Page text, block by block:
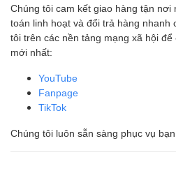
Chúng tôi cam kết giao hàng tận nơi
toán linh hoạt và đổi trả hàng nhanh
tôi trên các nền tảng mạng xã hội
mới nhất:
YouTube
Fanpage
TikTok
Chúng tôi luôn sẵn sàng phục vụ